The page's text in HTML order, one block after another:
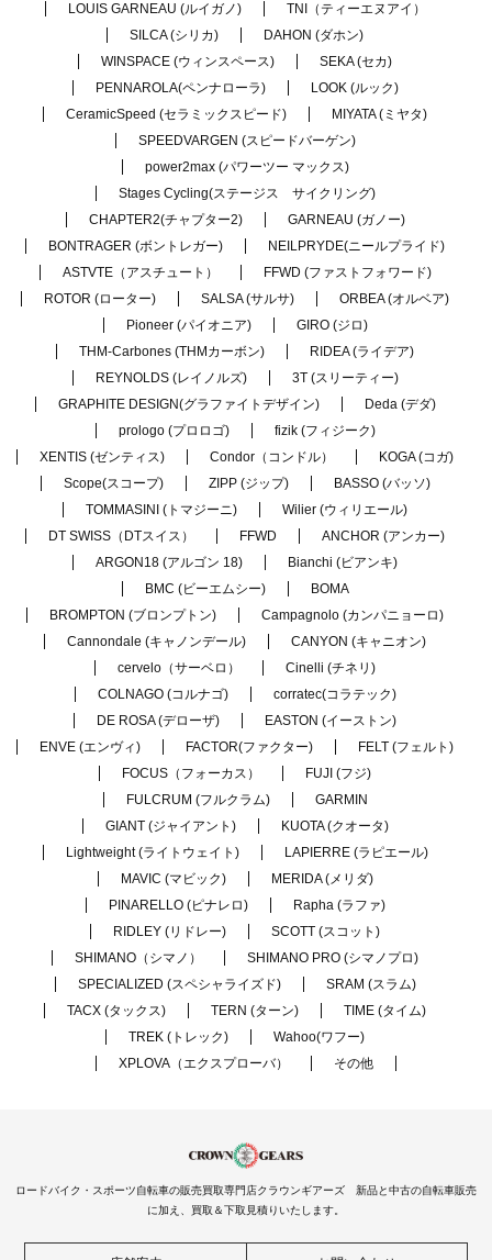
LOUIS GARNEAU (ルイガノ)
TNI（ティーエヌアイ）
SILCA (シリカ)
DAHON (ダホン)
WINSPACE (ウィンスペース)
SEKA (セカ)
PENNAROLA(ペンナローラ)
LOOK (ルック)
CeramicSpeed (セラミックスピード)
MIYATA (ミヤタ)
SPEEDVARGEN (スピードバーゲン)
power2max (パワーツー マックス)
Stages Cycling(ステージス サイクリング)
CHAPTER2(チャプター2)
GARNEAU (ガノー)
BONTRAGER (ボントレガー)
NEILPRYDE(ニールプライド)
ASTVTE（アスチュート）
FFWD (ファストフォワード)
ROTOR (ローター)
SALSA (サルサ)
ORBEA (オルベア)
Pioneer (パイオニア)
GIRO (ジロ)
THM-Carbones (THMカーボン)
RIDEA (ライデア)
REYNOLDS (レイノルズ)
3T (スリーティー)
GRAPHITE DESIGN(グラファイトデザイン)
Deda (デダ)
prologo (プロロゴ)
fizik (フィジーク)
XENTIS (ゼンティス)
Condor（コンドル）
KOGA (コガ)
Scope(スコープ)
ZIPP (ジップ)
BASSO (バッソ)
TOMMASINI (トマジーニ)
Wilier (ウィリエール)
DT SWISS（DTスイス）
FFWD
ANCHOR (アンカー)
ARGON18 (アルゴン 18)
Bianchi (ビアンキ)
BMC (ビーエムシー)
BOMA
BROMPTON (ブロンプトン)
Campagnolo (カンパニョーロ)
Cannondale (キャノンデール)
CANYON (キャニオン)
cervelo（サーベロ）
Cinelli (チネリ)
COLNAGO (コルナゴ)
corratec(コラテック)
DE ROSA (デローザ)
EASTON (イーストン)
ENVE (エンヴィ)
FACTOR(ファクター)
FELT (フェルト)
FOCUS（フォーカス）
FUJI (フジ)
FULCRUM (フルクラム)
GARMIN
GIANT (ジャイアント)
KUOTA (クオータ)
Lightweight (ライトウェイト)
LAPIERRE (ラピエール)
MAVIC (マビック)
MERIDA (メリダ)
PINARELLO (ピナレロ)
Rapha (ラファ)
RIDLEY (リドレー)
SCOTT (スコット)
SHIMANO（シマノ）
SHIMANO PRO (シマノプロ)
SPECIALIZED (スペシャライズド)
SRAM (スラム)
TACX (タックス)
TERN (ターン)
TIME (タイム)
TREK (トレック)
Wahoo(ワフー)
XPLOVA（エクスプローバ）
その他
ロードバイク・スポーツ自転車の販売買取専門店クラウンギアーズ 新品と中古の自転車販売
に加え、買取＆下取見積りいたします。